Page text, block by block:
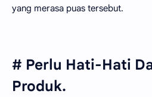
yang merasa puas tersebut.
# Perlu Hati-Hati
Produk.